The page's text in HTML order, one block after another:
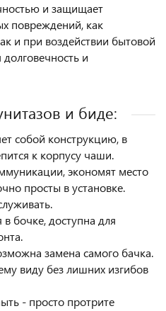
и защищает
повреждений, как
и при воздействии бытовой
и
и биде:
собой конструкцию, в
к корпусу чаши.
экономят место
просты в установке.
бочке, доступна для
замена самого бачка.
виду без лишних изгибов
- просто протрите